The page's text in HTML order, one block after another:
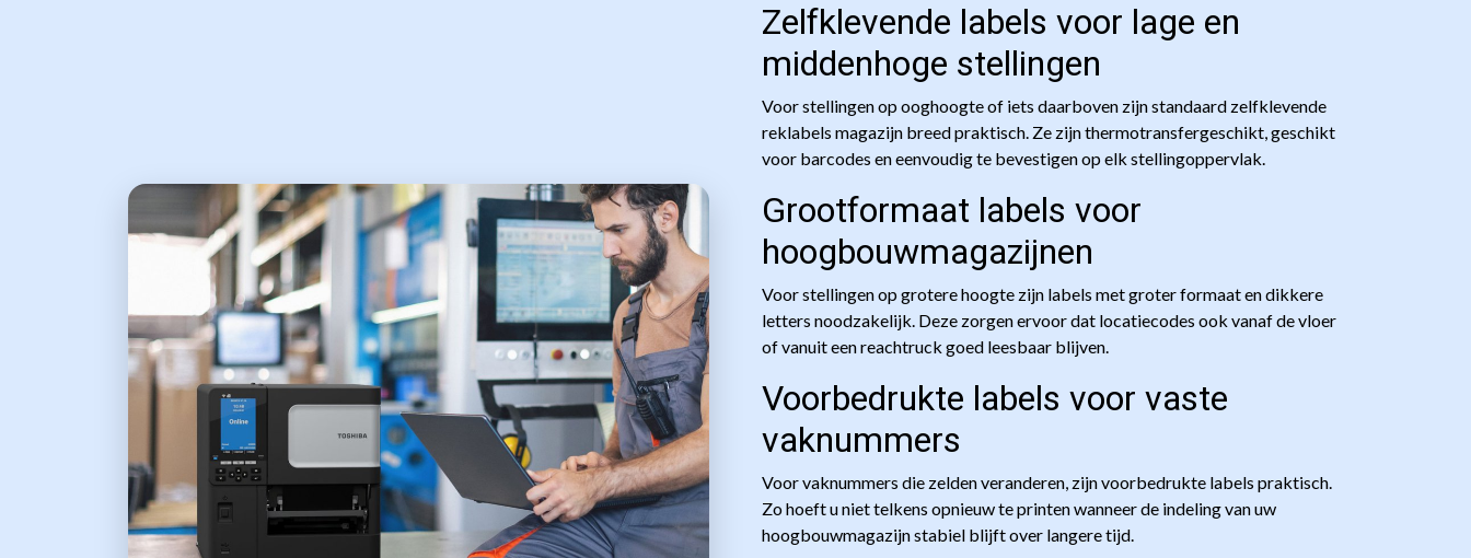
Zelfklevende labels voor lage en
middenhoge stellingen
Voor stellingen op ooghoogte of iets daarboven zijn standaard zelfklevende
reklabels magazijn breed praktisch. Ze zijn thermotransfergeschikt, geschikt
voor barcodes en eenvoudig te bevestigen op elk stellingoppervlak.
Grootformaat labels voor
hoogbouwmagazijnen
Voor stellingen op grotere hoogte zijn labels met groter formaat en dikkere
letters noodzakelijk. Deze zorgen ervoor dat locatiecodes ook vanaf de vloer
of vanuit een reachtruck goed leesbaar blijven.
Voorbedrukte labels voor vaste
vaknummers
Voor vaknummers die zelden veranderen, zijn voorbedrukte labels praktisch.
Zo hoeft u niet telkens opnieuw te printen wanneer de indeling van uw
hoogbouwmagazijn stabiel blijft over langere tijd.